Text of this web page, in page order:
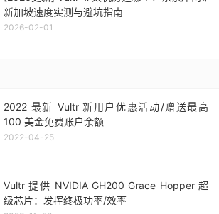
新加坡速度实测与避坑指南
2026-02-01
2022 最新 Vultr 新用户优惠活动/赠送最高
100 美金免费账户余额
2022-04-25
Vultr 提供 NVIDIA GH200 Grace Hopper 超
级芯片：发挥终极功率/效率